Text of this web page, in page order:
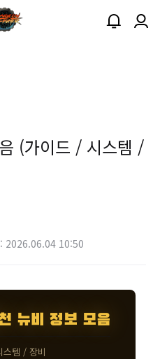
(가이드 / 시스템 /
2026.06.04 10:50
뉴비 정보 모음
템 / 장비